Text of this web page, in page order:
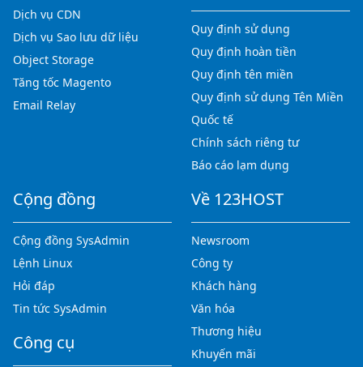
Dịch vụ CDN
Dịch vụ Sao lưu dữ liệu
Object Storage
Tăng tốc Magento
Email Relay
Quy định sử dụng
Quy định hoàn tiền
Quy định tên miền
Quy định sử dụng Tên Miền
Quốc tế
Chính sách riêng tư
Báo cáo lạm dụng
Cộng đồng
Cộng đồng SysAdmin
Lệnh Linux
Hỏi đáp
Tin tức SysAdmin
Công cụ
Về 123HOST
Newsroom
Công ty
Khách hàng
Văn hóa
Thương hiệu
Khuyến mãi